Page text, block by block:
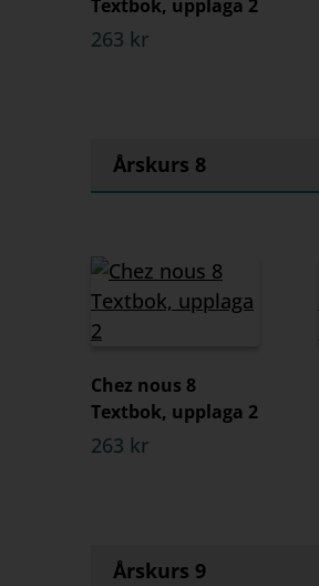
Textbok, upplaga 2
263 kr
Årskurs 8
Chez nous 8
Textbok, upplaga 2
263 kr
Årskurs 9